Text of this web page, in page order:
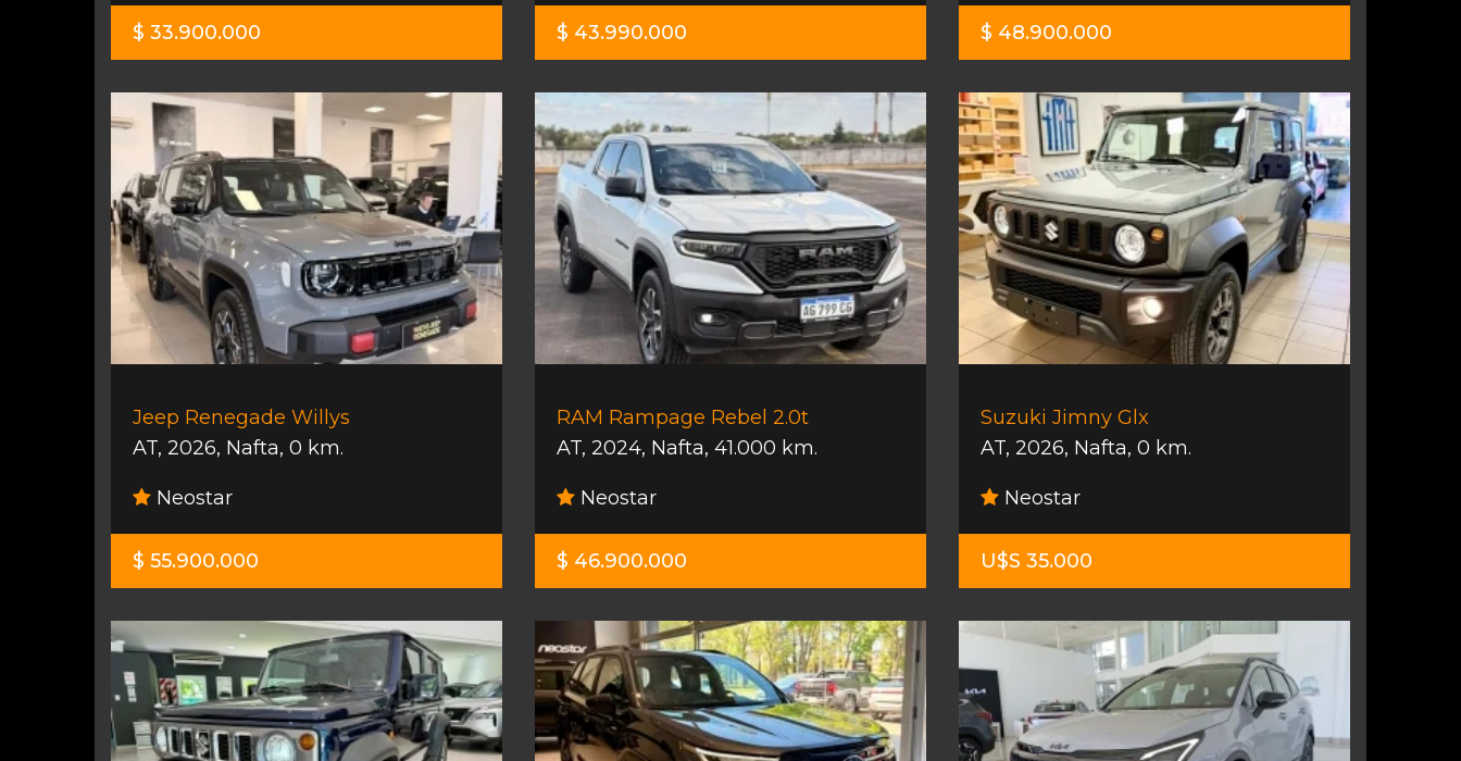
$ 33.900.000 $ 43.990.000 $ 48.900.000
Jeep Renegade Willys
AT, 2026, Nafta, 0 km.
Neostar
$ 55.900.000
RAM Rampage Rebel 2.0t
AT, 2024, Nafta, 41.000 km.
Neostar
$ 46.900.000
Suzuki Jimny Glx
AT, 2026, Nafta, 0 km.
Neostar
U$S 35.000